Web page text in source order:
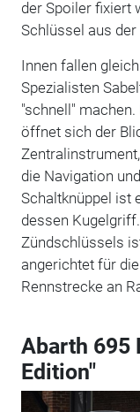
der Spoiler fixiert
Schlüssel aus
Innen fallen
Spezialisten
"schnell"
öffnet sich der
die Navigation
Schaltknüppel ist
dessen
Zündschlüssels
angerichtet für
Rennstrecke an
Abarth 695
Edition"